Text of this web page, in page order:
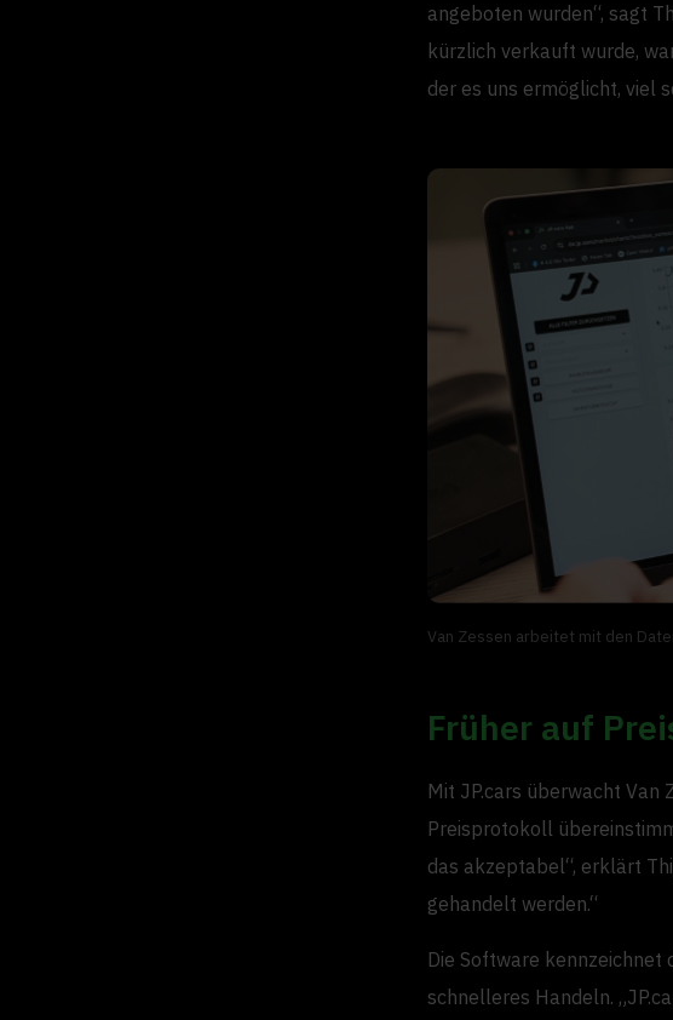
angeboten wurden“, sagt
kürzlich verkauft wurde,
der es uns ermöglicht, viel
Van Zessen arbeitet mit den
Früher auf
Mit JP.cars überwacht Van
Preisprotokoll
das akzeptabel“, erklärt
gehandelt werden.“
Die Software kennzeichnet
schnelleres Handeln.